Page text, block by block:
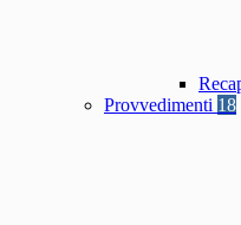
Provvedimenti 18